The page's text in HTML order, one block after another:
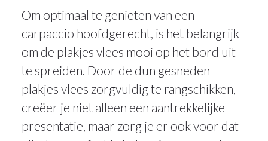
Om optimaal te genieten van een
carpaccio hoofdgerecht, is het belangrijk
om de plakjes vlees mooi op het bord uit
te spreiden. Door de dun gesneden
plakjes vlees zorgvuldig te rangschikken,
creëer je niet alleen een aantrekkelijke
presentatie, maar zorg je er ook voor dat